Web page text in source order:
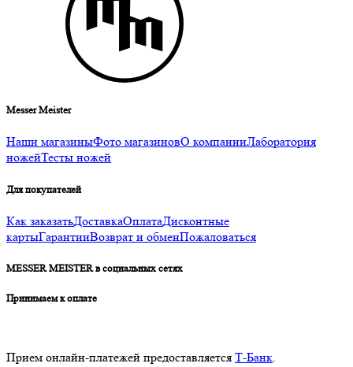
Messer Meister
Наши магазиныФото магазиновО компанииЛаборатория
ножейТесты ножей
Для покупателей
Как заказатьДоставкаОплатаДисконтные
картыГарантииВозврат и обменПожаловаться
MESSER MEISTER в социальных сетях
Принимаем к оплате
Прием онлайн-платежей предоставляется Т-Банк.